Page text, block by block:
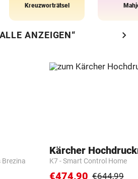
Kreuzworträtsel
ANZEIGEN“ chevron_right
Brezina
Kärcher
K7 - Smart Control Home
€474,90 €644,99